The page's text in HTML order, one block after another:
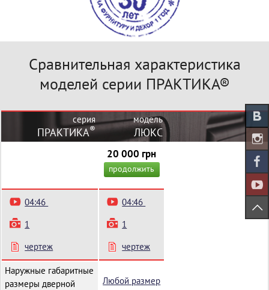
Сравнительная характеристика
моделей серии ПРАКТИКА®
серия
ПРАКТИКА®
модель
ЛЮКС
20 000 грн
продолжить
04:46
1
чертеж
04:46
1
чертеж
Наружные габаритные
размеры дверной
Любой размер